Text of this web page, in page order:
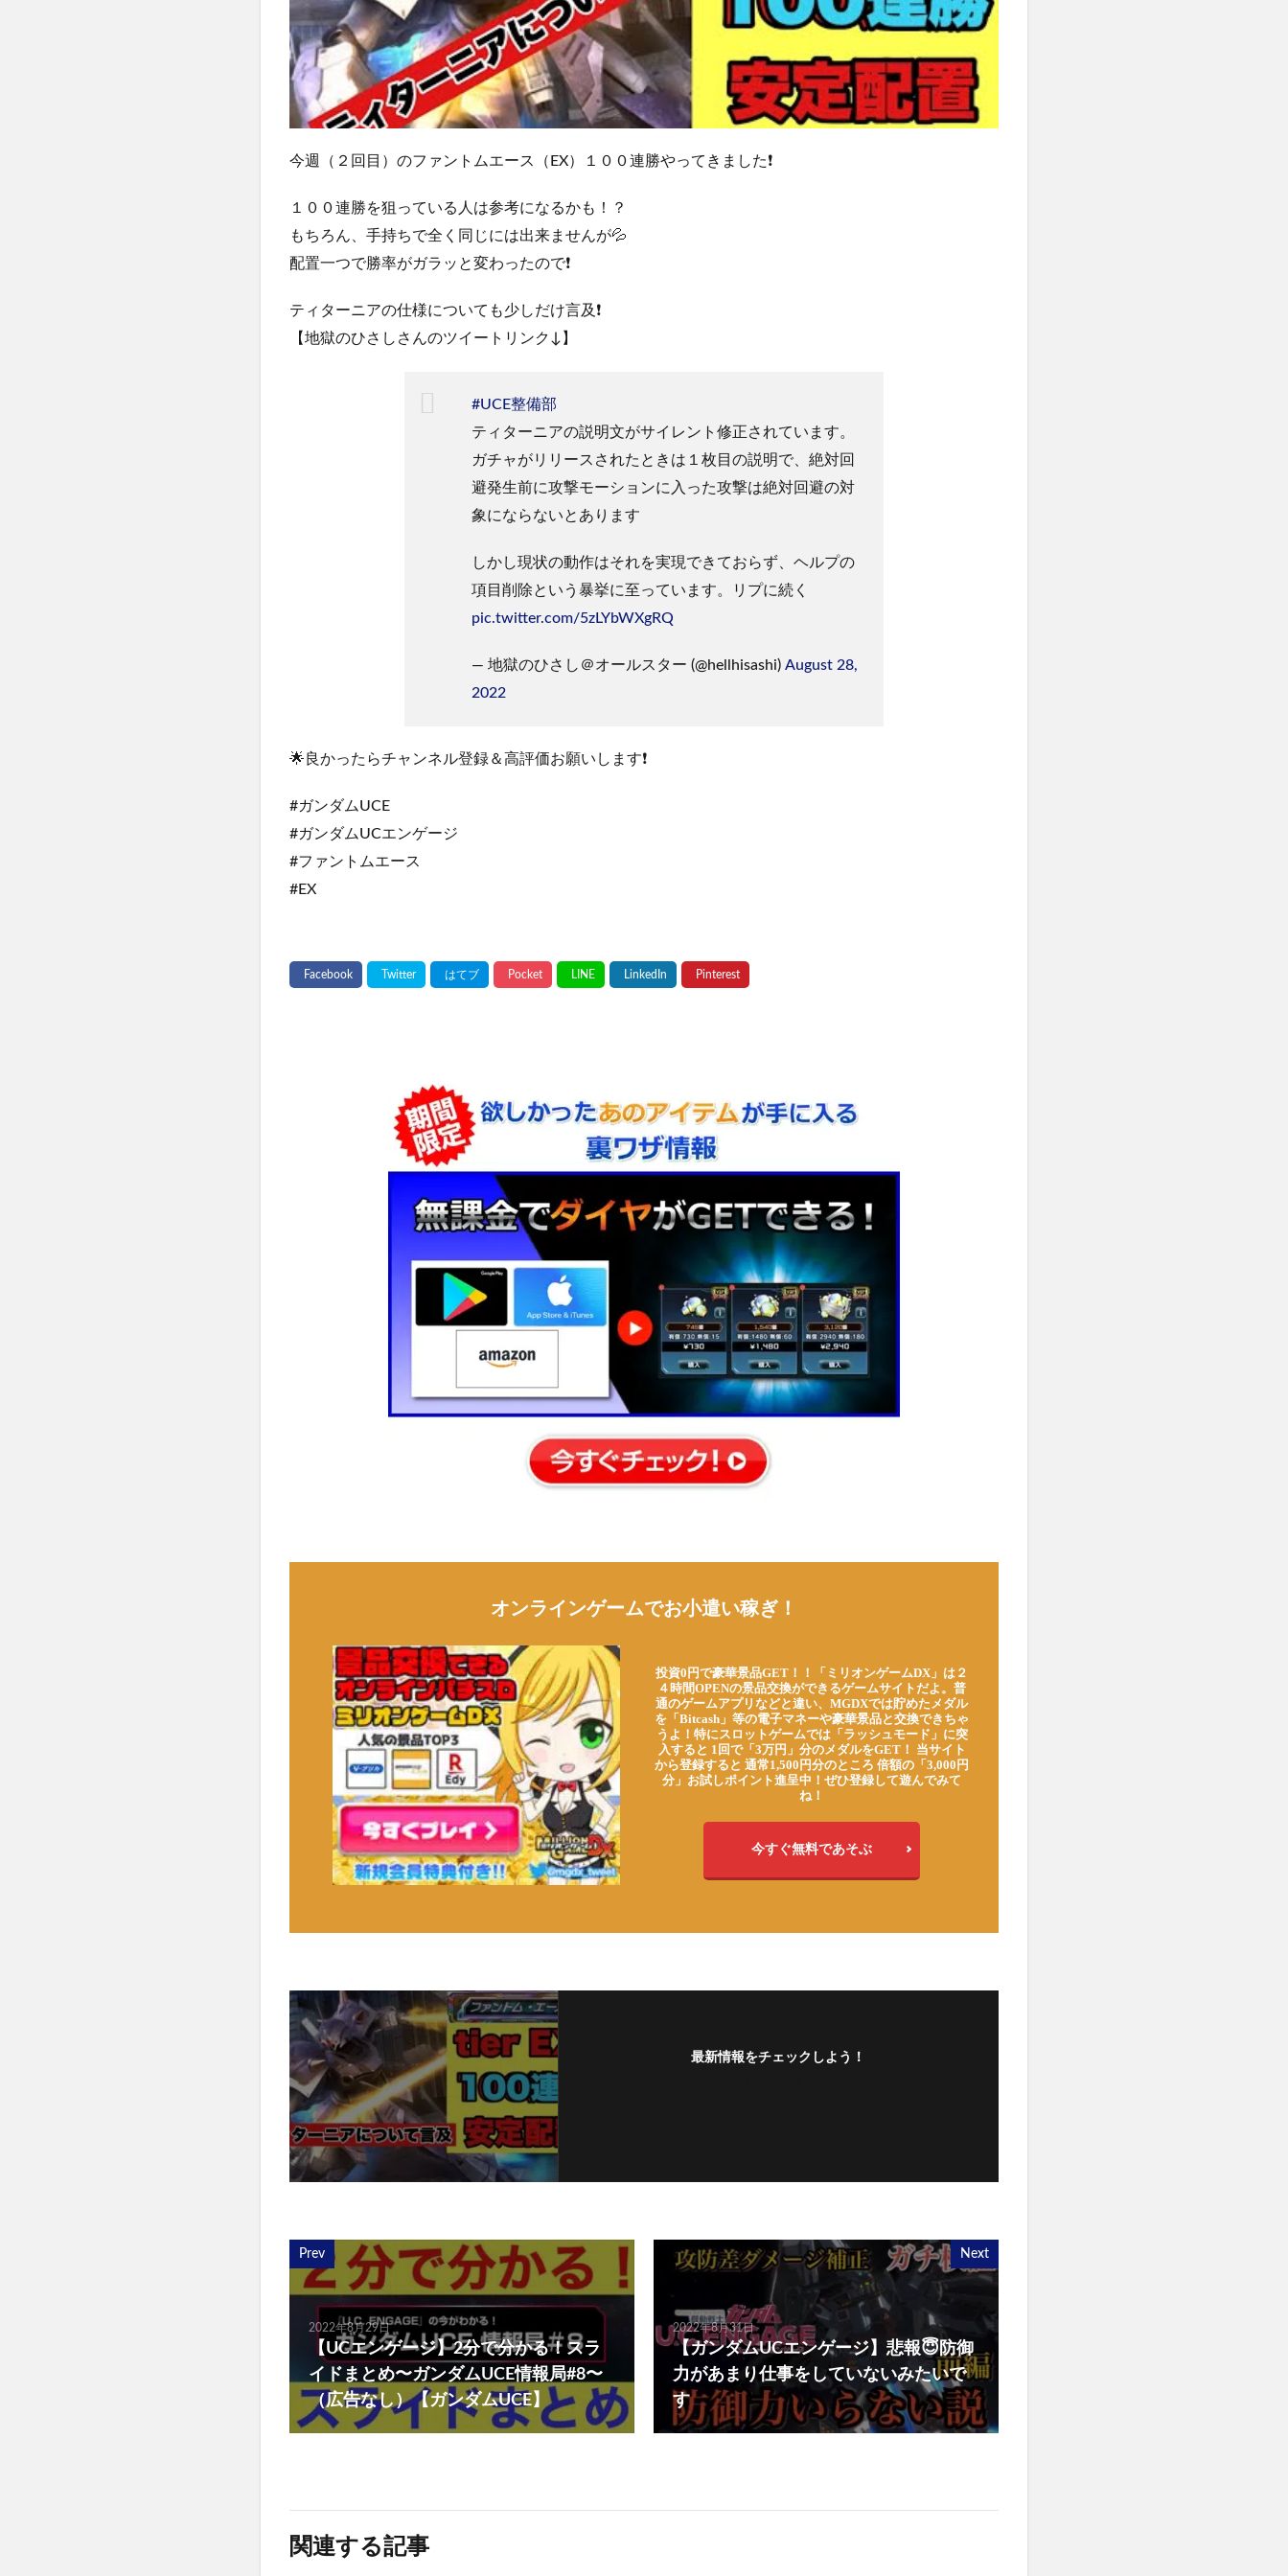
今週（２回目）のファントムエース（EX）１００連勝やってきました❗️
１００連勝を狙っている人は参考になるかも！？
もちろん、手持ちで全く同じには出来ませんが💦
配置一つで勝率がガラッと変わったので❗️
ティターニアの仕様についても少しだけ言及❗️
【地獄のひさしさんのツイートリンク↓】
#UCE整備部
ティターニアの説明文がサイレント修正されています。
ガチャがリリースされたときは１枚目の説明で、絶対回
避発生前に攻撃モーションに入った攻撃は絶対回避の対
象にならないとあります
しかし現状の動作はそれを実現できておらず、ヘルプの
項目削除という暴挙に至っています。リプに続く
pic.twitter.com/5zLYbWXgRQ
— 地獄のひさし＠オールスター (@hellhisashi) August 28,
2022
🌟良かったらチャンネル登録＆高評価お願いします❗️
#ガンダムUCE
#ガンダムUCエンゲージ
#ファントムエース
#EX
オンラインゲームでお小遣い稼ぎ！
投資0円で豪華景品GET！！「ミリオンゲームDX」は２
４時間OPENの景品交換ができるゲームサイトだよ。普
通のゲームアプリなどと違い、MGDXでは貯めたメダル
を「Bitcash」等の電子マネーや豪華景品と交換できちゃ
うよ！特にスロットゲームでは「ラッシュモード」に突
入すると 1回で「3万円」分のメダルをGET！ 当サイト
から登録すると 通常1,500円分のところ 倍額の「3,000円
分」お試しポイント進呈中！ぜひ登録して遊んでみて
ね！
今すぐ無料であそぶ
最新情報をチェックしよう！
Prev
2022年8月29日
【UCエンゲージ】2分で分かる！スラ
イドまとめ〜ガンダムUCE情報局#8〜
（広告なし）【ガンダムUCE】
Next
2022年8月31日
【ガンダムUCエンゲージ】悲報😇防御
力があまり仕事をしていないみたいで
す
関連する記事